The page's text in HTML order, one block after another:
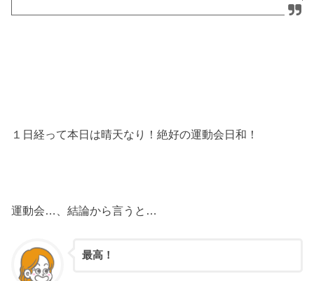
１日経って本日は晴天なり！絶好の運動会日和！
運動会…、結論から言うと…
最高！